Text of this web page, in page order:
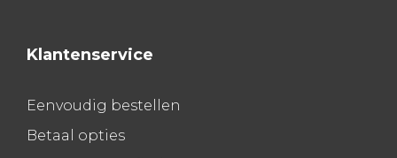
Klantenservice
Eenvoudig bestellen
Betaal opties